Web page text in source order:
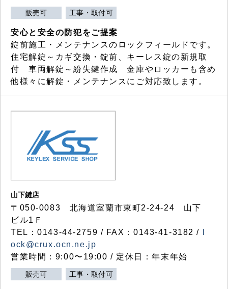
販売可 工事・取付可
安心と安全の防犯をご提案
錠前施工・メンテナンスのロックフィールドです。
住宅解錠～カギ交換・錠前、キーレス錠の新規取
付 車両解錠～紛失鍵作成 金庫やロッカーも含め
他様々に解錠・メンテナンスにご対応致します。
山下鍵店
〒050-0083 北海道室蘭市東町2-24-24 山下
ビル1Ｆ
TEL：0143-44-2759 / FAX：0143-41-3182 /
ock@crux.ocn.ne.jp
営業時間：9:00〜19:00 / 定休日：年末年始
販売可 工事・取付可